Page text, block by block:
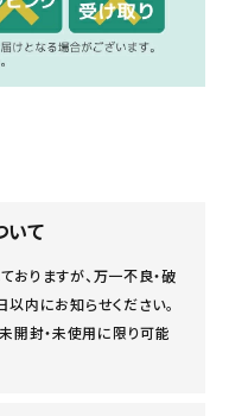
いて
おりますが、万一不良・破
内にお知らせください。
開封・未使用に限り可能